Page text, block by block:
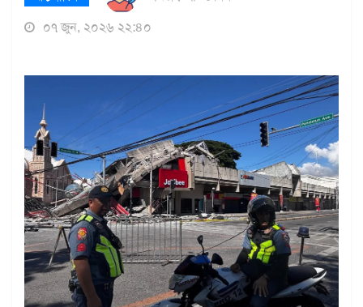
০৭ জুন, ২০২৬ ২২:৪০